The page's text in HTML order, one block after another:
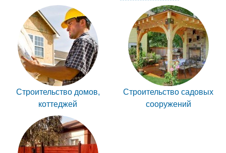
Строительство домов,
коттеджей
Строительство садовых
сооружений